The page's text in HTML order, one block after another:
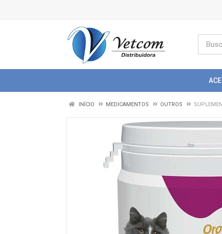
INÍCIO MEDICAMENTOS OUTROS